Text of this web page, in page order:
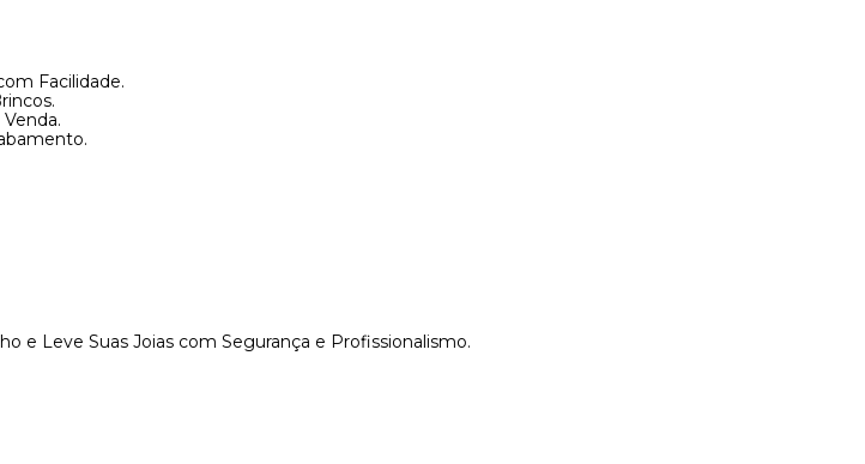
Facilidade.
e Leve Suas Joias com Segurança e Profissionalismo.